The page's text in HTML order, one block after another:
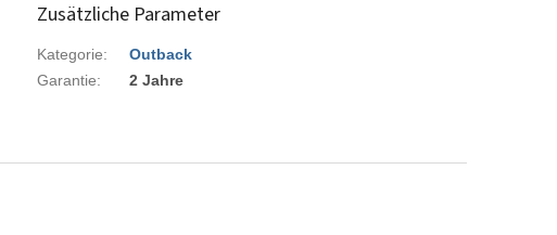
Zusätzliche Parameter
Kategorie:
Outback
Garantie: 2 Jahre